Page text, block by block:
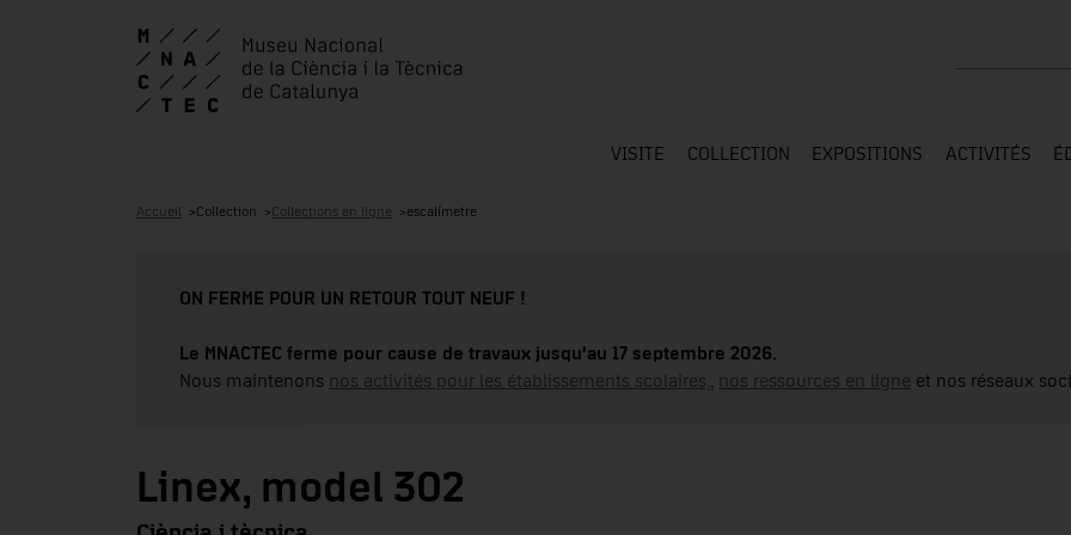
VISITE COLLECTION EXPOSITIONS ACTIVITÉS
Accueil Collection Collections en ligne escalímetre
ON FERME POUR UN RETOUR TOUT NEUF !
Le MNACTEC ferme pour cause de travaux jusqu'au 17 septembre 2026.
Nous maintenons nos activités pour les établissements scolaires, nos ressources en ligne et nos réseaux
Linex, model 302